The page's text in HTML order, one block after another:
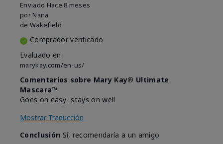
Enviado Hace 8 meses
por Nana
de Wakefield
Comprador verificado
Evaluado en
marykay.com/en-us/
Comentarios sobre Mary Kay® Ultimate
Mascara™
Goes on easy- stays on well
Mostrar Traducción
Conclusión Sí, recomendaría a un amigo